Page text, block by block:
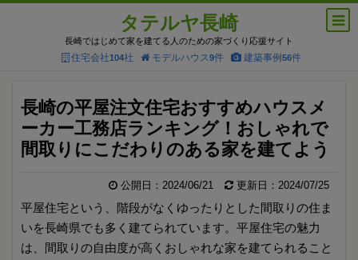
タテルヤ長崎
長崎ではじめて家を建てる人のための家づくり応援サイト
住宅会社104社 モデルハウス9件 建築事例 56件
長崎の平屋注文住宅おすすめハウスメ
ーカー工務店ランキング！おしゃれで
間取りにこだわりのある家を建てよう
公開日：2024/06/21 更新日：2024/07/25
平屋住宅という、階段がなくゆったりとした間取りの住ま
いを長崎県でも多く建てられています。平屋住宅の魅力
は、間取りの自由度が高くおしゃれな家を建てられること